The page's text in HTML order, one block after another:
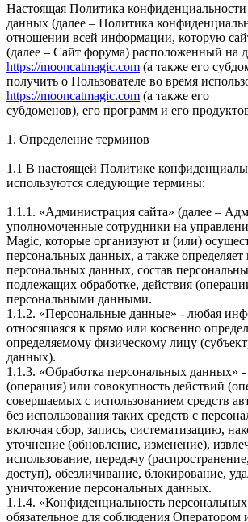
Настоящая Политика
данных (далее – Политика
отношении всей информации, которую
(далее – Сайт форума) расположенный на
https://mooncatmagic.com (а также его
получить о Пользователе во время
https://mooncatmagic.com (а также его
субдоменов), его программ и его
1. Определение терминов
1.1 В настоящей Политике
используются следующие термины:
1.1.1. «Администрация сайта» (далее –
уполномоченные сотрудники на
Magic, которые организуют и (или)
персональных данных, а также определяет
персональных данных, состав
подлежащих обработке, действия
персональными данными.
1.1.2. «Персональные данные» - любая
относящаяся к прямо или косвенно
определяемому физическому лицу
данных).
1.1.3. «Обработка персональных данных»
(операция) или совокупность действий
совершаемых с использованием средств
без использования таких средств с
включая сбор, запись, систематизацию,
уточнение (обновление, изменение),
использование, передачу
доступ), обезличивание, блокирование,
уничтожение персональных данных.
1.1.4. «Конфиденциальность
обязательное для соблюдения